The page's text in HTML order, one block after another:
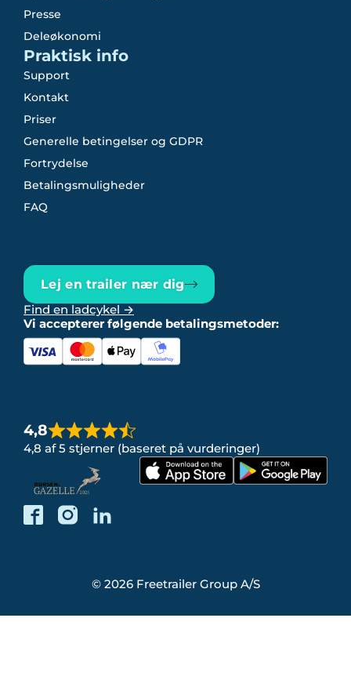
Presse
Deleøkonomi
Praktisk info
Support
Kontakt
Priser
Generelle betingelser og GDPR
Fortrydelse
Betalingsmuligheder
FAQ
Lej en trailer nær dig
Find en ladcykel →
Vi accepterer følgende betalingsmetoder:
4,8
4,8 af 5 stjerner (baseret på vurderinger)
© 2026 Freetrailer Group A/S